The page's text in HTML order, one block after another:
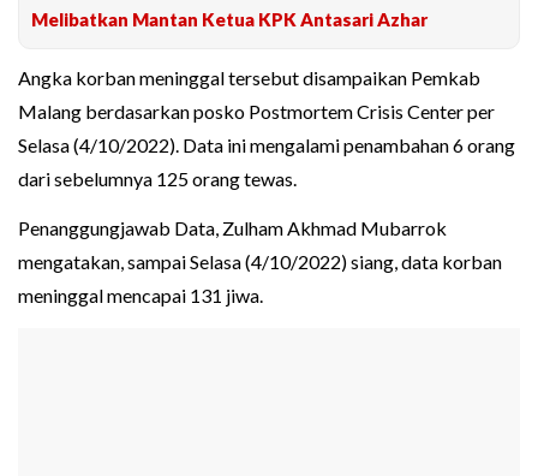
Melibatkan Mantan Ketua KPK Antasari Azhar
Angka korban meninggal tersebut disampaikan Pemkab
Malang berdasarkan posko Postmortem Crisis Center per
Selasa (4/10/2022). Data ini mengalami penambahan 6 orang
dari sebelumnya 125 orang tewas.
Penanggungjawab Data, Zulham Akhmad Mubarrok
mengatakan, sampai Selasa (4/10/2022) siang, data korban
meninggal mencapai 131 jiwa.